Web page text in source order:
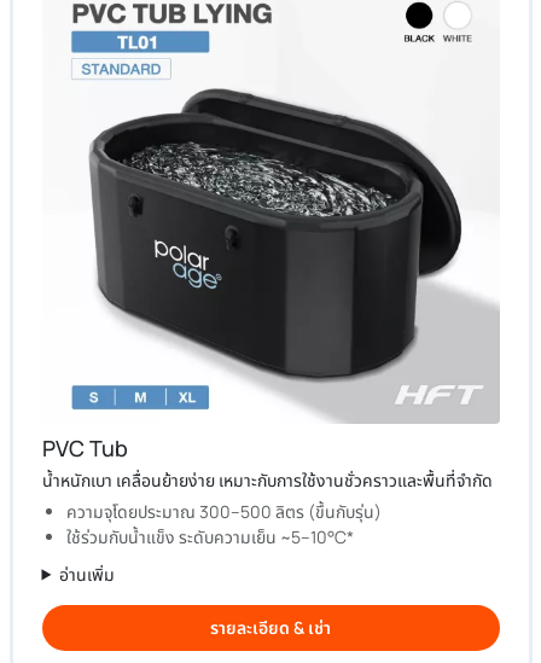
PVC Tub
น้ำหนักเบา เคลื่อนย้ายง่าย เหมาะกับการใช้งานชั่วคราวและพื้นที่จำกัด
ความจุโดยประมาณ 300–500 ลิตร (ขึ้นกับรุ่น)
ใช้ร่วมกับน้ำแข็ง ระดับความเย็น ~5–10°C*
อ่านเพิ่ม
รายละเอียด & เช่า